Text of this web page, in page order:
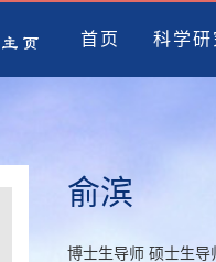
首页 科学
俞滨
博士生导师 硕士生导